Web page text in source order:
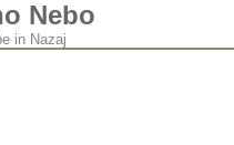
Nebo
in Nazaj